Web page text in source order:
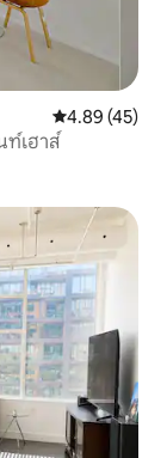
คะแนนเฉลี่ย
4.89 (45)
เฮาส์